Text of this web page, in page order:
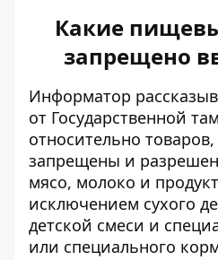
Какие
запрещено
Информатор
от Государственной
относительно
запрещены и
мясо, молоко и
исключением сухого
детской смеси и
или специального